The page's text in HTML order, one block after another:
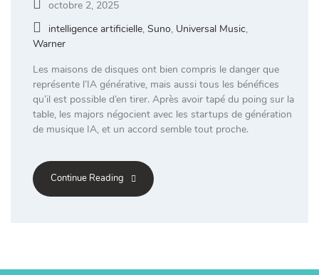
octobre 2, 2025
intelligence artificielle, Suno, Universal Music,
Warner
Les maisons de disques ont bien compris le danger que
représente l’IA générative, mais aussi tous les bénéfices
qu’il est possible d’en tirer. Après avoir tapé du poing sur la
table, les majors négocient avec les startups de génération
de musique IA, et un accord semble tout proche.
Continue Reading